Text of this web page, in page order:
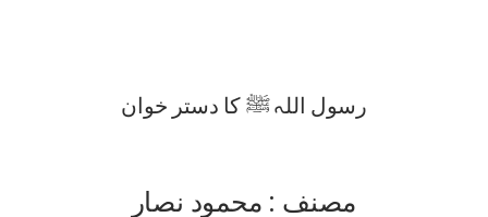
رسول اللہ ﷺ کا دستر خوان
مصنف : محمود نصار